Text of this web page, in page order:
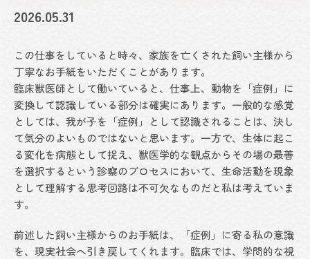
2026.05.31
この仕事をしていると時々、家族を亡くされた飼い主様から
丁寧なお手紙をいただくことがあります。
臨床獣医師として働いていると、仕事上、動物を「症例」に
変換して認識している部分は確実にあります。一般的な感覚
としては、我が子を「症例」として認識されることは、決し
て気分のよいものではないと思います。一方で、生体に起こ
る変化を病態として捉え、獣医学的な観点からその場の最善
を選択するという診察のプロセスにおいて、生命活動を現象
として理解する思考回路は不可欠なものだと私は考えていま
す。
前述した飼い主様からのお手紙は、「症例」に寄る私の意識
を、現実社会へ引き戻してくれます。臨床では、学問的な視